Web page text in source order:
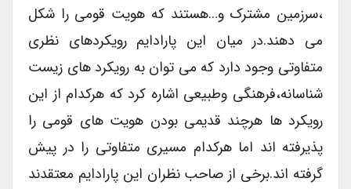
،سرزمین مشترک و…هستند که هویت قومی را شکل
می دهند.در میان این پارادایم رویکردهای نظری
متفاوتی وجود دارد که می توان به رویکرد های زیست
شناسانه،فرهنگی وطبیعی اشاره کرد که هرکدام از این
رویکرد ها هرچند قدیمی بودن هویت های قومی را
پذیرفته اند اما هرکدام مسیری متفاوتی را در پیش
گرفته اند.برخی از صاحب نظران این پارادایم معتقدند